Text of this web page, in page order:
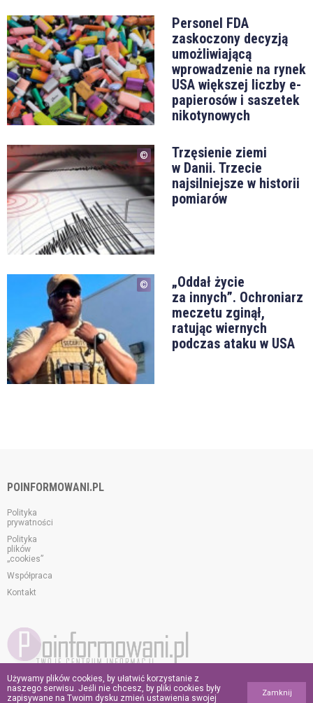
Personel FDA
zaskoczony decyzją
umożliwiającą
wprowadzenie na rynek
USA większej liczby e-
papierosów i saszetek
nikotynowych
Trzęsienie ziemi
w Danii. Trzecie
najsilniejsze w historii
pomiarów
„Oddał życie
za innych”. Ochroniarz
meczetu zginął,
ratując wiernych
podczas ataku w USA
POINFORMOWANI.PL
Polityka
prywatności
Polityka
plików
„cookies”
Współpraca
Kontakt
© 2026 poinformowani.pl.
Wszelkie prawa zastrzeżone.
Używamy plików cookies, by ułatwić korzystanie z
naszego serwisu. Jeśli nie chcesz, by pliki cookies były
zapisywane na Twoim dysku zmień ustawienia swojej
Zamknij